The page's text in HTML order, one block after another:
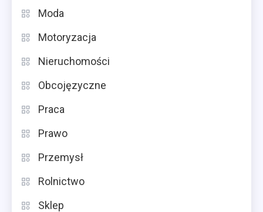
Moda
Motoryzacja
Nieruchomości
Obcojęzyczne
Praca
Prawo
Przemysł
Rolnictwo
Sklep